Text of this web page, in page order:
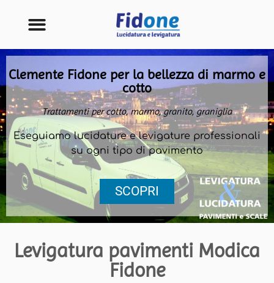
Clemente Fidone per la bellezza di marmo e
cotto
Trattamenti per cotto, marmo, granito, graniglia
Eseguiamo lucidature e levigature professionali
su ogni tipo di pavimento
SCOPRI
Levigatura pavimenti Modica
Fidone